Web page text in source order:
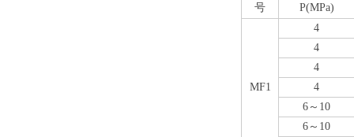
号
P(MPa)
MF1
4
4
4
4
6～10
6～10